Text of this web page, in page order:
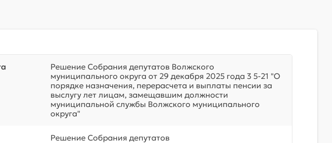
Решение Собрания депутатов Волжского
муниципального округа от 29 декабря 2025 года 3 5-21 "О
порядке назначения, перерасчета и выплаты пенсии за
выслугу лет лицам, замещавшим должности
муниципальной службы Волжского муниципального
округа"
Решение Собрания депутатов